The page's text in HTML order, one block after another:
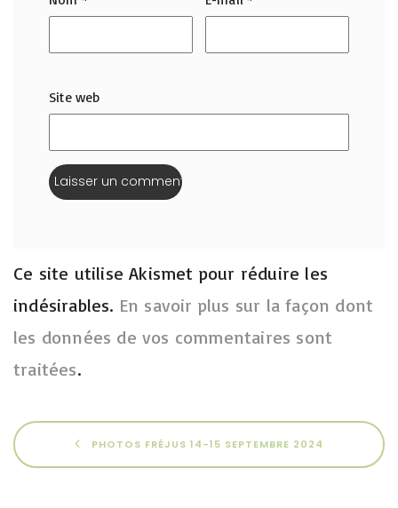
Site web
Ce site utilise Akismet pour réduire les
indésirables. En savoir plus sur la façon dont
les données de vos commentaires sont
traitées.
PHOTOS FRÉJUS 14-15 SEPTEMBRE 2024